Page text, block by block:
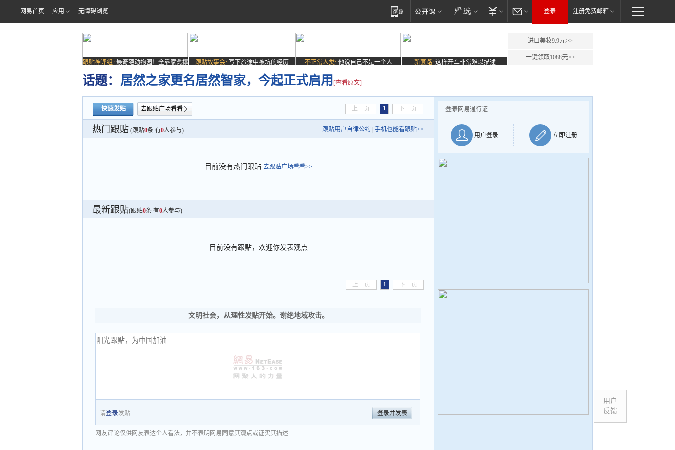
网易首页 应用 无障碍浏览 登录 注册免费邮箱
跟贴神评组: 最奇葩动物园！全靠家禽撑
场子
跟贴故事会: 写下旅途中被坑的经历 不正常人类: 他说自己不是一个人 新套路: 这样开车非常难以描述
进口美妆9.9元>>
一键领取1088元>>
话题： 居然之家更名居然智家，今起正式启用 [查看原文]
快速发贴 去跟贴广场看看 上一页 1 下一页
热门跟贴 (跟贴0条 有0人参与) 跟贴用户自律公约 手机也能看跟贴>>
目前没有热门跟贴 去跟贴广场看看>>
最新跟贴(跟贴0条 有0人参与)
目前没有跟贴，欢迎你发表观点
上一页 1 下一页
文明社会，从理性发贴开始。谢绝地域攻击。
请登录发贴 登录并发表
网友评论仅供网友表达个人看法，并不表明网易同意其观点或证实其描述
登录网易通行证
用户登录 立即注册
用户
反馈